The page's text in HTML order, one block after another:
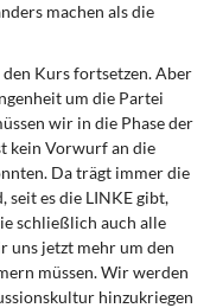
machen als die
Kurs fortsetzen. Aber
um die Partei
wir in die Phase der
kein Vorwurf an die
Da trägt immer die
seit es die LINKE gibt,
schließlich auch alle
uns jetzt mehr um den
müssen. Wir werden
hinzukriegen